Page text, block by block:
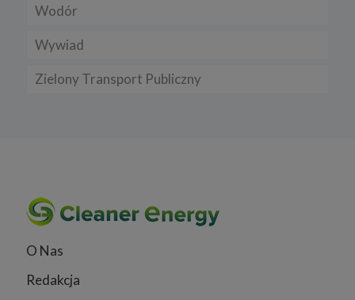
Wodór
Wywiad
Zielony Transport Publiczny
O Nas
Redakcja